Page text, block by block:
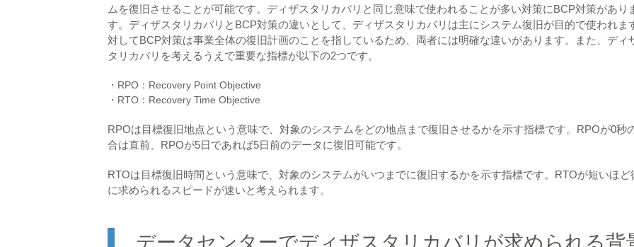
ムを復旧させることが可能です。ディザスタリカバリと同じ意味で使われることが多い対策にBCP対策があり
す。ディザスタリカバリとBCP対策の違いとして、ディザスタリカバリは主にシステム復旧が目的で使われま
対してBCP対策は事業全体の復旧計画のことを指しているため、両者には明確な違いがあります。また、ディ
タリカバリを考えるうえで重要な指標が以下の2つです。
・RPO：Recovery Point Objective
・RTO：Recovery Time Objective
RPOは目標復旧地点という意味で、対象のシステムをどの地点まで復旧させるかを示す指標です。RPOが0秒
合は直前、RPOが5日であれば5日前のデータに復旧可能です。
RTOは目標復旧時間という意味で、対象のシステムがいつまでに復旧するかを示す指標です。RTOが短いほど
に求められるスピードが速いと考えられます。
データセンターでディザスタリカバリが求められる背